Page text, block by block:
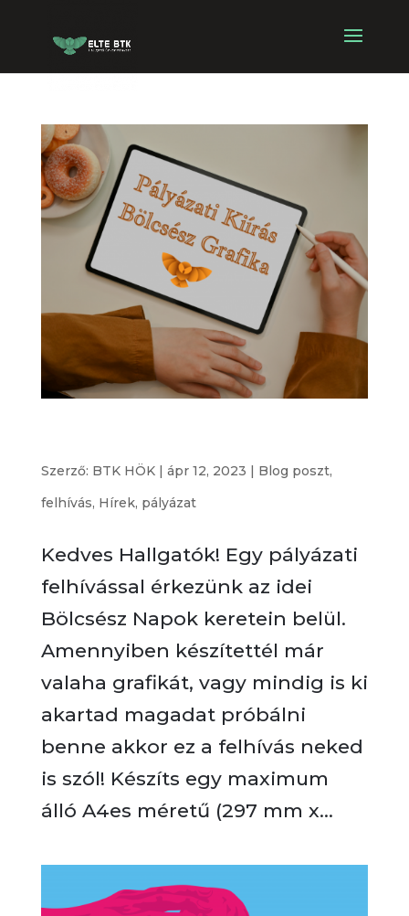
Szerző: BTK HÖK| ápr 12, 2023 | Blog poszt,
felhívás, Hírek, pályázat
Kedves Hallgatók! Egy pályázati
felhívással érkezünk az idei
Bölcsész Napok keretein belül.
Amennyiben készítettél már
valaha grafikát, vagy mindig is ki
akartad magadat próbálni
benne akkor ez a felhívás neked
is szól! Készíts egy maximum
álló A4es méretű (297 mm x...